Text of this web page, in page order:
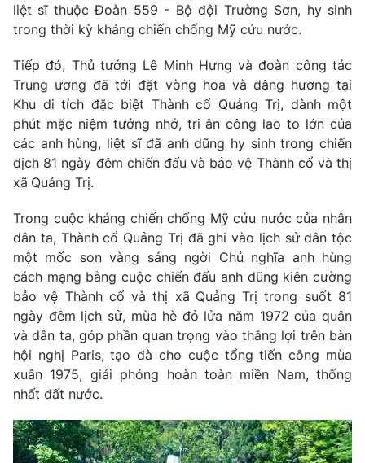
® Cấm sao chép dưới mọi hình thức nếu không có sự chấp
thuận bằng văn bản. Ghi rõ nguồn VTV.vn khi phát hành lại
thông tin từ website này.
liệt sĩ thuộc Đoàn 559 - Bộ đội Trường Sơn, hy sinh
trong thời kỳ kháng chiến chống Mỹ cứu nước.
Tiếp đó, Thủ tướng Lê Minh Hưng và đoàn công tác
Trung ương đã tới đặt vòng hoa và dâng hương tại
Khu di tích đặc biệt Thành cổ Quảng Trị, dành một
phút mặc niệm tưởng nhớ, tri ân công lao to lớn của
các anh hùng, liệt sĩ đã anh dũng hy sinh trong chiến
dịch 81 ngày đêm chiến đấu và bảo vệ Thành cổ và thị
xã Quảng Trị.
Trong cuộc kháng chiến chống Mỹ cứu nước của nhân
dân ta, Thành cổ Quảng Trị đã ghi vào lịch sử dân tộc
một mốc son vàng sáng ngời Chủ nghĩa anh hùng
cách mạng bằng cuộc chiến đấu anh dũng kiên cường
bảo vệ Thành cổ và thị xã Quảng Trị trong suốt 81
ngày đêm lịch sử, mùa hè đỏ lửa năm 1972 của quân
và dân ta, góp phần quan trọng vào thắng lợi trên bàn
hội nghị Paris, tạo đà cho cuộc tổng tiến công mùa
xuân 1975, giải phóng hoàn toàn miền Nam, thống
nhất đất nước.